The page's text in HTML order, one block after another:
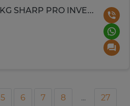
MACHINE A LAVER 12KG SHARP PRO INVERTER GRIS NOIR
5 6 7 8 ...
27